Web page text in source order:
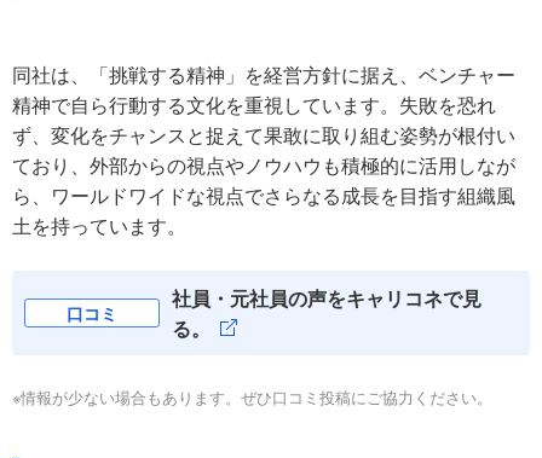
同社は、「挑戦する精神」を経営方針に据え、ベンチャー
精神で自ら行動する文化を重視しています。失敗を恐れ
ず、変化をチャンスと捉えて果敢に取り組む姿勢が根付い
ており、外部からの視点やノウハウも積極的に活用しなが
ら、ワールドワイドな視点でさらなる成長を目指す組織風
土を持っています。
口コミ
社員・元社員の声をキャリコネで見
る。
※情報が少ない場合もあります。ぜひ口コミ投稿にご協力ください。